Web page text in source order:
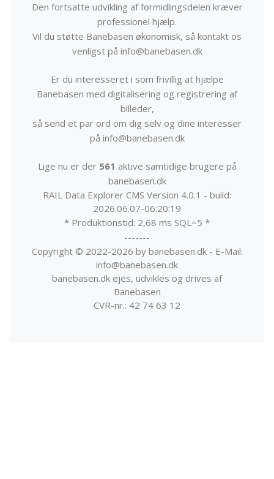
Den fortsatte udvikling af formidlingsdelen kræver
professionel hjælp.
Vil du støtte Banebasen økonomisk, så kontakt os
venligst på info@banebasen.dk
Er du interesseret i som frivillig at hjælpe
Banebasen med digitalisering og registrering af
billeder,
så send et par ord om dig selv og dine interesser
på info@banebasen.dk
Lige nu er der 561 aktive samtidige brugere på
banebasen.dk
RAIL Data Explorer CMS Version 4.0.1 - build:
2026.06.07-06:20:19
* Produktionstid: 2,68 ms SQL=5 *
-------
Copyright © 2022-2026 by banebasen.dk - E-Mail:
info@banebasen.dk
banebasen.dk ejes, udvikles og drives af
Banebasen
CVR-nr.: 42 74 63 12